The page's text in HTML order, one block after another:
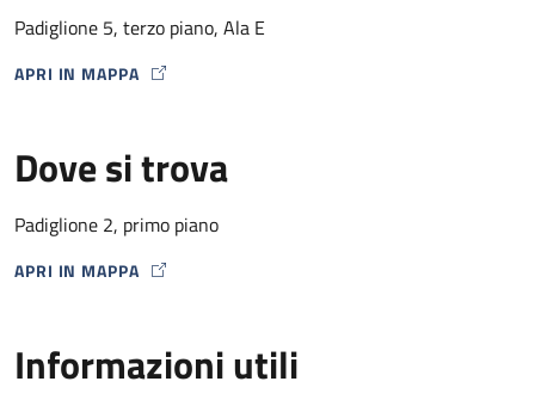
Padiglione 5, terzo piano, Ala E
APRI IN MAPPA
MAP ICON
Dove si trova
Padiglione 2, primo piano
APRI IN MAPPA
MAP ICON
Informazioni utili